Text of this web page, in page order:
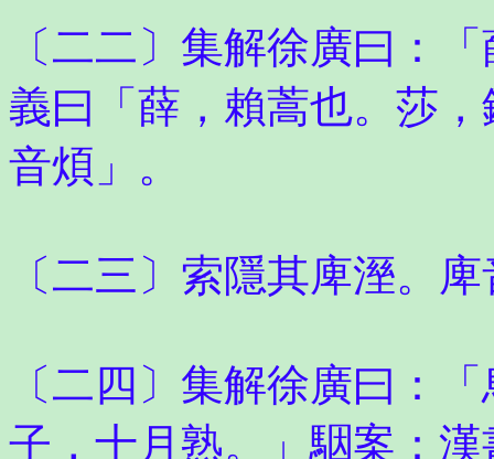
〔二二〕集解徐廣曰：
義曰「薛，賴蒿也。莎
音煩」。
〔二三〕索隱其庳溼。
〔二四〕集解徐廣曰：
子，十月熟。」駰案：